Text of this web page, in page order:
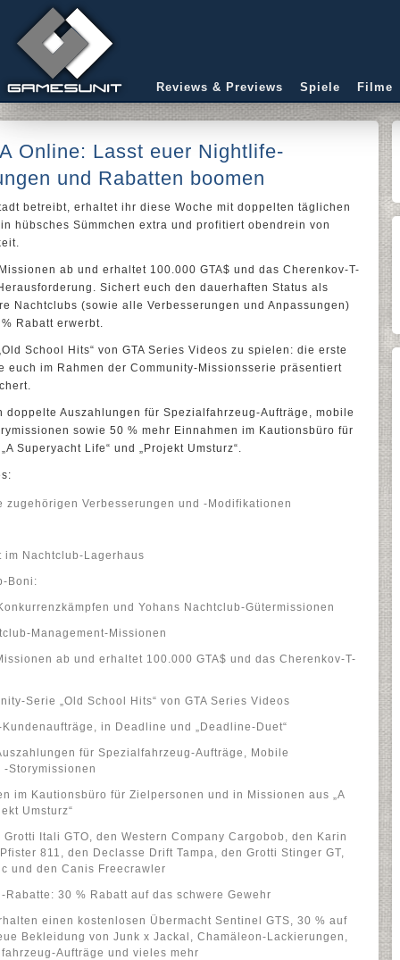
Reviews & Previews Spiele Filme
Online: Lasst euer Nightlife-
und Rabatten boomen
betreibt, erhaltet ihr diese Woche mit doppelten täglichen
hübsches Sümmchen extra und profitiert obendrein von
ab und erhaltet 100.000 GTA$ und das Cherenkov-T-
Sichert euch den dauerhaften Status als
Nachtclubs (sowie alle Verbesserungen und Anpassungen)
Rabatt erwerbt.
School Hits“ von GTA Series Videos zu spielen: die erste
im Rahmen der Community-Missionsserie präsentiert
doppelte Auszahlungen für Spezialfahrzeug-Aufträge, mobile
sowie 50 % mehr Einnahmen im Kautionsbüro für
Superyacht Life“ und „Projekt Umsturz“.
zugehörigen Verbesserungen und -Modifikationen
Nachtclub-Lagerhaus
Boni:
und Yohans Nachtclub-Gütermissionen
Management-Missionen
ab und erhaltet 100.000 GTA$ und das Cherenkov-T-
Serie „Old School Hits“ von GTA Series Videos
in Deadline und „Deadline-Duet“
für Spezialfahrzeug-Aufträge, Mobile
Storymissionen
im Kautionsbüro für Zielpersonen und in Missionen aus „A
Umsturz“
Itali GTO, den Western Company Cargobob, den Karin
811, den Declasse Drift Tampa, den Grotti Stinger GT,
und den Canis Freecrawler
30 % Rabatt auf das schwere Gewehr
einen kostenlosen Übermacht Sentinel GTS, 30 % auf
Bekleidung von Junk x Jackal, Chamäleon-Lackierungen,
Aufträge und vieles mehr